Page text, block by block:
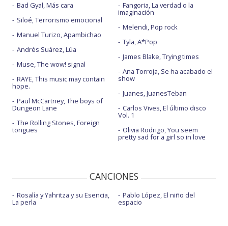
Bad Gyal, Más cara
Siloé, Terrorismo emocional
Manuel Turizo, Apambichao
Andrés Suárez, Lúa
Muse, The wow! signal
RAYE, This music may contain
hope.
Paul McCartney, The boys of
Dungeon Lane
The Rolling Stones, Foreign
tongues
Fangoria, La verdad o la
imaginación
Melendi, Pop rock
Tyla, A*Pop
James Blake, Trying times
Ana Torroja, Se ha acabado el
show
Juanes, JuanesTeban
Carlos Vives, El último disco
Vol. 1
Olivia Rodrigo, You seem
pretty sad for a girl so in love
CANCIONES
Rosalía y Yahritza y su Esencia,
La perla
Pablo López, El niño del
espacio